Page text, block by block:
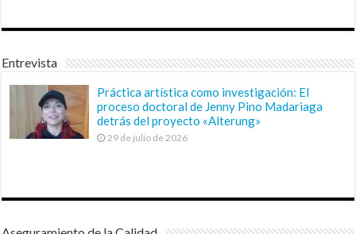
Entrevista
Práctica artística como investigación: El
proceso doctoral de Jenny Pino Madariaga
detrás del proyecto «Alterung»
29 de julio de 2026